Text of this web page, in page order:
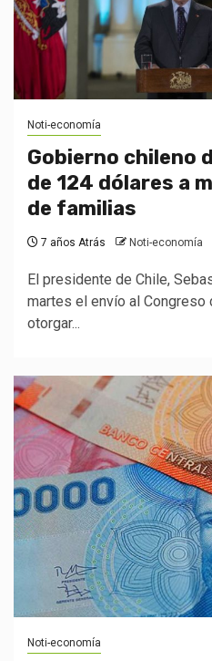
Noti-economía
Gobierno chileno
de 124 dólares a
de familias
7 años Atrás Noti-economía
El presidente de Chile,
martes el envío al Congreso
otorgar...
Noti-economía